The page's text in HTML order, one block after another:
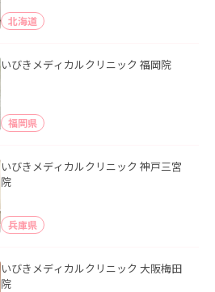
北海道
いびきメディカルクリニック 福岡院
福岡県
いびきメディカルクリニック 神戸三宮
院
兵庫県
いびきメディカルクリニック 大阪梅田
院